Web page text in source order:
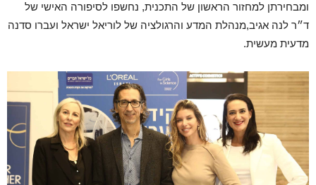
ומבחירתן למחזור הראשון של התכנית, נחשפו לסיפורה האישי של
ד״ר לנה אגיב,מנהלת המדע והרגולציה של לוריאל ישראל ועברו סדנה
מדעית מעשית.